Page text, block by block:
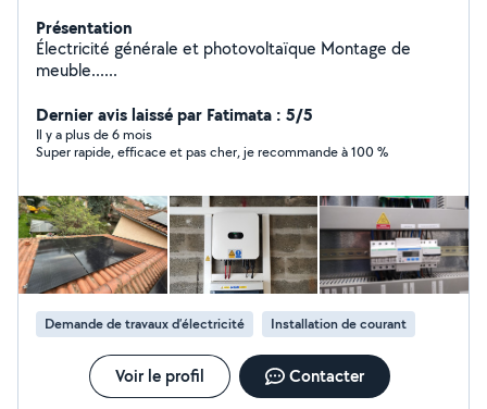
Présentation
Électricité générale et photovoltaïque Montage de
meuble......
Dernier avis laissé par Fatimata : 5/5
Il y a plus de 6 mois
Super rapide, efficace et pas cher, je recommande à 100 %
Demande de travaux d’électricité Installation de courant
Voir le profil Contacter